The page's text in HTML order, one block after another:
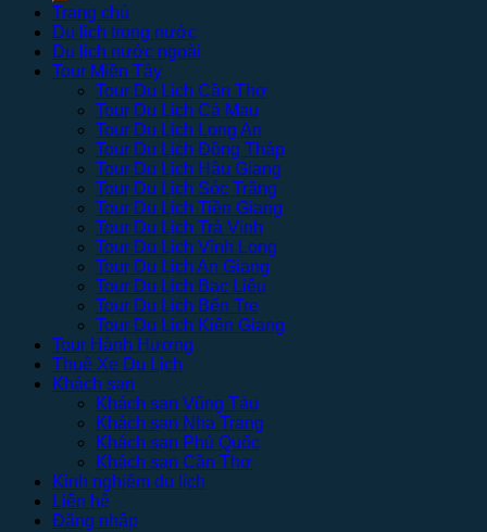
Trang chủ
Du lịch trong nước
Du lịch nước ngoài
Tour Miền Tây
Tour Du Lịch Cần Thơ
Tour Du Lịch Cà Mau
Tour Du Lịch Long An
Tour Du Lịch Đồng Tháp
Tour Du Lịch Hậu Giang
Tour Du Lịch Sóc Trăng
Tour Du Lịch Tiền Giang
Tour Du Lịch Trà Vinh
Tour Du Lịch Vĩnh Long
Tour Du Lịch An Giang
Tour Du Lịch Bạc Liêu
Tour Du Lịch Bến Tre
Tour Du Lịch Kiên Giang
Tour Hành Hương
Thuê Xe Du Lịch
Khách sạn
Khách sạn Vũng Tàu
Khách sạn Nha Trang
Khách sạn Phú Quốc
Khách sạn Cần Thơ
Kinh nghiệm du lịch
Liên hệ
Đăng nhập